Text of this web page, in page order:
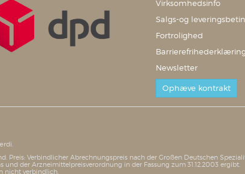
Virksomhedsinfo
Salgs-og
Fortrolighed
Newsletter
Ophæve kontrakt
Preis: Verbindlicher Abrechnungspreis nach der Großen Deutschen
und der Arzneimittelpreisverordnung in der Fassung zum 31.12.2003 ergibt.
nicht verbindlich.